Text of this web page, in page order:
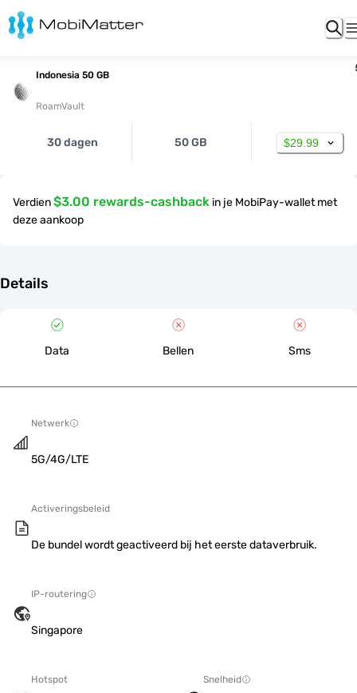
Indonesia 50 GB
RoamVault
30 dagen 50 GB $29.99
Verdien$3.00 rewards-cashback in je MobiPay-wallet met
deze aankoop
Details
Data Bellen Sms
Netwerk
5G/4G/LTE
Activeringsbeleid
De bundel wordt geactiveerd bij het eerste dataverbruik.
IP-routering
Singapore
Hotspot Snelheid